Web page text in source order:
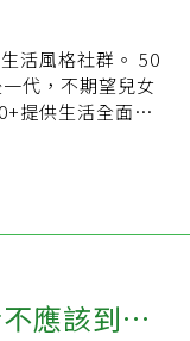
風格社群。 50
代，不期望兒女
應該到了